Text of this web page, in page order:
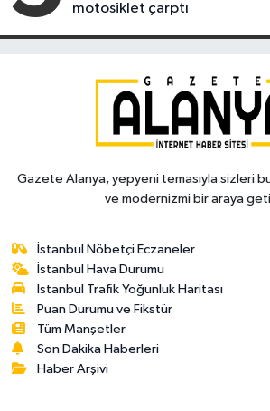
motosiklet çarptı
Gazete Alanya, yepyeni temasıyla sizleri
ve modernizmi bir araya
İstanbul Nöbetçi Eczaneler
İstanbul Hava Durumu
İstanbul Trafik Yoğunluk Haritası
Puan Durumu ve Fikstür
Tüm Manşetler
Son Dakika Haberleri
Haber Arşivi